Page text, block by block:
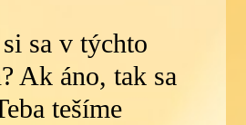
sa v týchto
Ak áno, tak sa
tešíme